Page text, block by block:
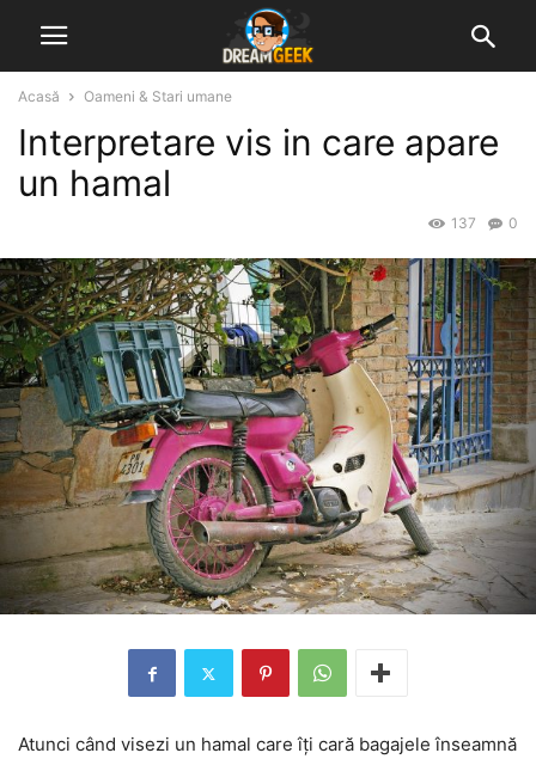
Acasă Oameni & Stari umane
Interpretare vis in care apare
un hamal
0
137
Atunci când visezi un hamal care îți cară bagajele înseamnă